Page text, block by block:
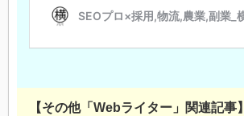
【その他「Webライター」関連記事】